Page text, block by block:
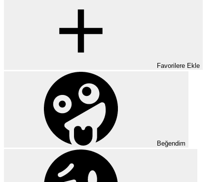
Favorilere Ekle
Beğendim